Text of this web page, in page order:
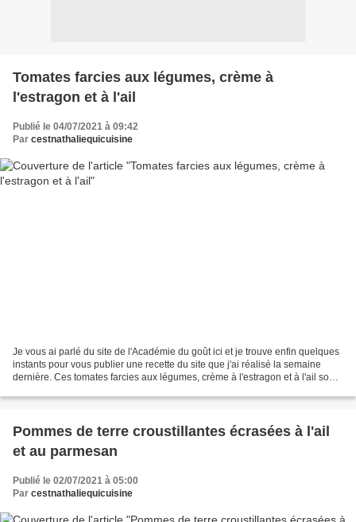
Tomates farcies aux légumes, crème à
l'estragon et à l'ail
Publié le 04/07/2021 à 09:42
Par cestnathaliequicuisine
Je vous ai parlé du site de l'Académie du goût ici et je trouve enfin quelques
instants pour vous publier une recette du site que j'ai réalisé la semaine
dernière. Ces tomates farcies aux légumes, crème à l'estragon et à l'ail sont
Pommes de terre croustillantes écrasées à l'ail
et au parmesan
Publié le 02/07/2021 à 05:00
Par cestnathaliequicuisine